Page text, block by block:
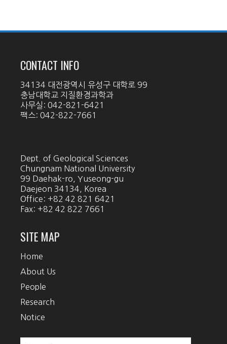
CONTACT INFO
34134 대전광역시 유성구 대학로 99
충남대학교 지질환경과학과
사무실: 042-821-6421
팩스: 042-822-7661
Dept. of Geological Sciences
Chungnam National University
99 Daehak-ro, Yuseong-gu
Daejeon 34134, Korea
Office: +82 42 821 6421
Fax: +82 42 822 7661
SITE MAP
Home
About Us
People
Research
Notice